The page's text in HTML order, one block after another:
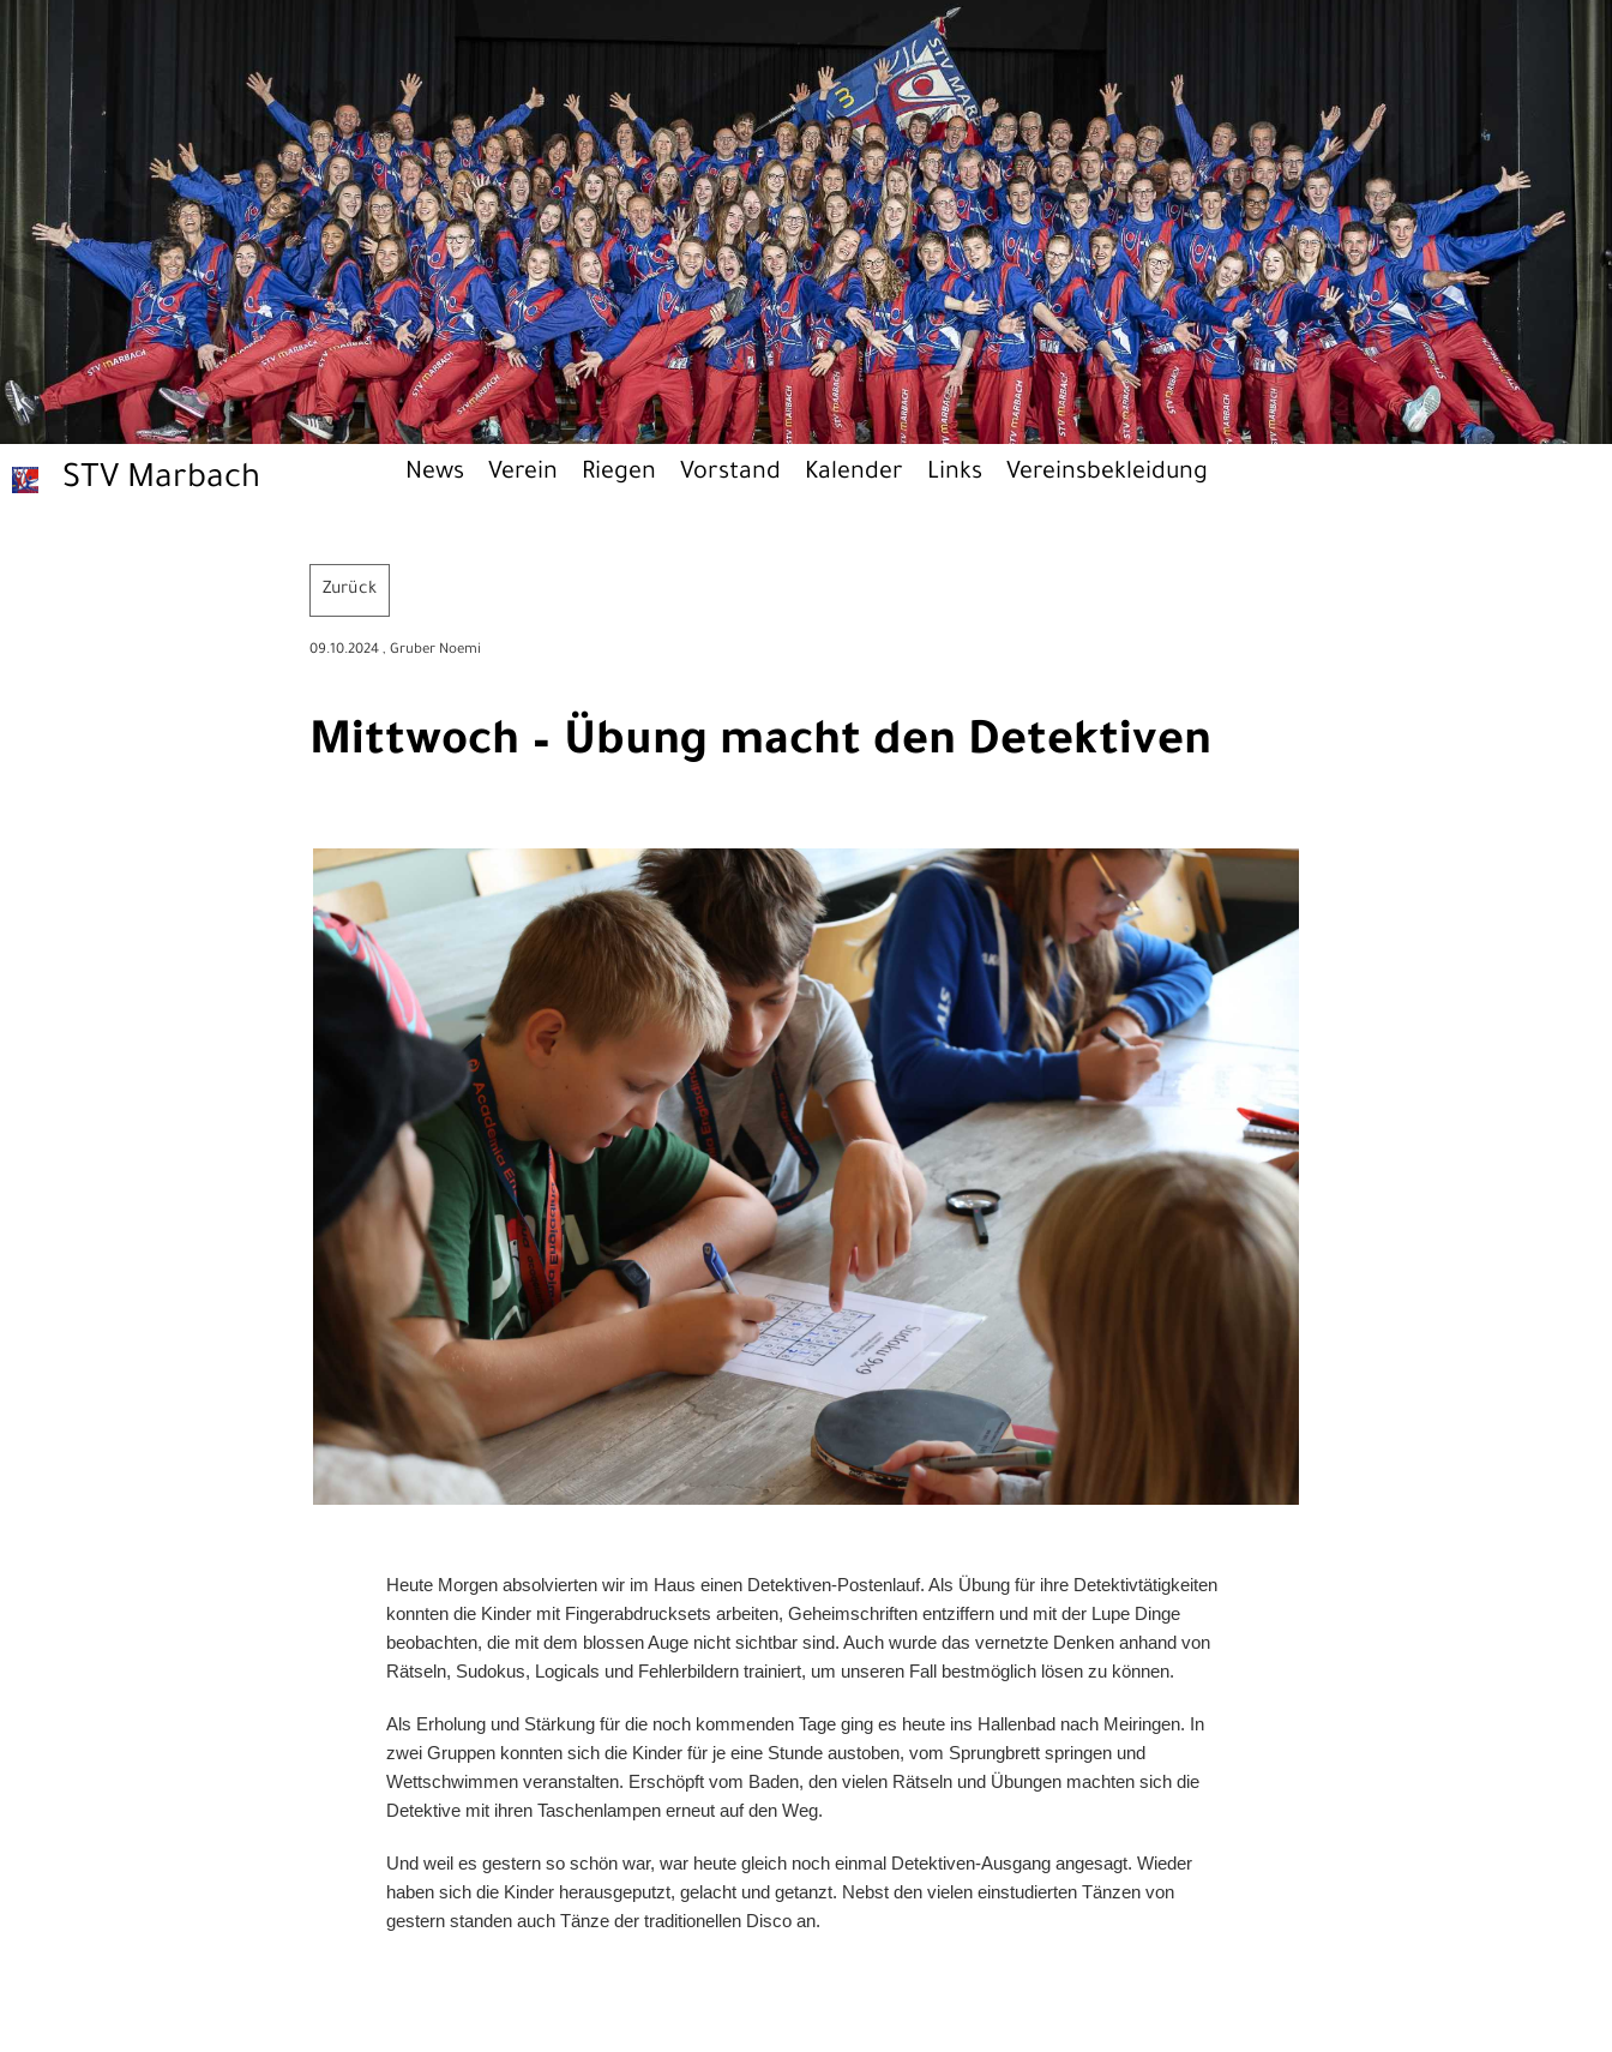
STV Marbach News Verein Riegen Vorstand Kalender Links Vereinsbekleidung
Zurück
09.10.2024 , Gruber Noemi
Mittwoch – Übung macht den Detektiven
Heute Morgen absolvierten wir im Haus einen Detektiven-Postenlauf. Als Übung für ihre Detektivtätigkeiten
konnten die Kinder mit Fingerabdrucksets arbeiten, Geheimschriften entziffern und mit der Lupe Dinge
beobachten, die mit dem blossen Auge nicht sichtbar sind. Auch wurde das vernetzte Denken anhand von
Rätseln, Sudokus, Logicals und Fehlerbildern trainiert, um unseren Fall bestmöglich lösen zu können.
Als Erholung und Stärkung für die noch kommenden Tage ging es heute ins Hallenbad nach Meiringen. In
zwei Gruppen konnten sich die Kinder für je eine Stunde austoben, vom Sprungbrett springen und
Wettschwimmen veranstalten. Erschöpft vom Baden, den vielen Rätseln und Übungen machten sich die
Detektive mit ihren Taschenlampen erneut auf den Weg.
Und weil es gestern so schön war, war heute gleich noch einmal Detektiven-Ausgang angesagt. Wieder
haben sich die Kinder herausgeputzt, gelacht und getanzt. Nebst den vielen einstudierten Tänzen von
gestern standen auch Tänze der traditionellen Disco an.